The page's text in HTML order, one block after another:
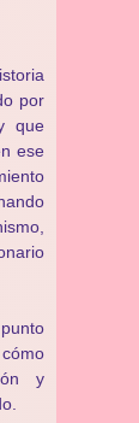
por
que
ese
y